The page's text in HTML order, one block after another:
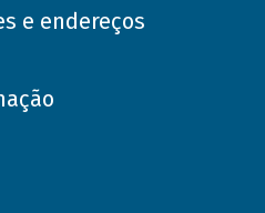
e endereços